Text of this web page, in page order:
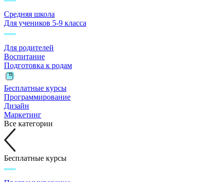
Средняя школа
Для учеников 5-9 класса
Для родителей
Воспитание
Подготовка к родам
Бесплатные курсы
Программирование
Дизайн
Маркетинг
Все категории
Бесплатные курсы